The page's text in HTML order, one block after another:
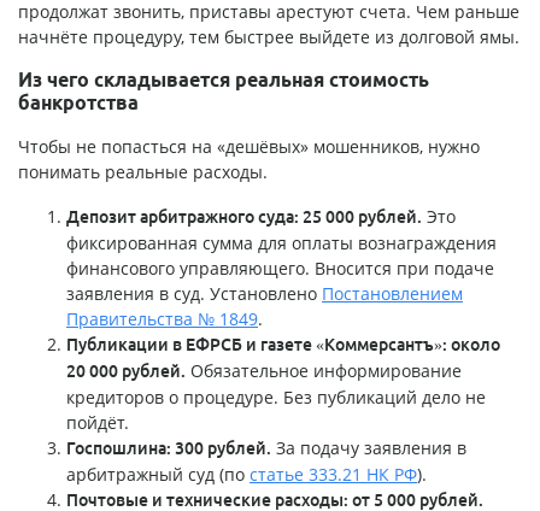
продолжат звонить, приставы арестуют счета. Чем раньше
начнёте процедуру, тем быстрее выйдете из долговой ямы.
Из чего складывается реальная стоимость
банкротства
Чтобы не попасться на «дешёвых» мошенников, нужно
понимать реальные расходы.
Депозит арбитражного суда: 25 000 рублей. Это
фиксированная сумма для оплаты вознаграждения
финансового управляющего. Вносится при подаче
заявления в суд. Установлено Постановлением
Правительства № 1849.
Публикации в ЕФРСБ и газете «Коммерсантъ»: около
20 000 рублей. Обязательное информирование
кредиторов о процедуре. Без публикаций дело не
пойдёт.
Госпошлина: 300 рублей. За подачу заявления в
арбитражный суд (по статье 333.21 НК РФ).
Почтовые и технические расходы: от 5 000 рублей.